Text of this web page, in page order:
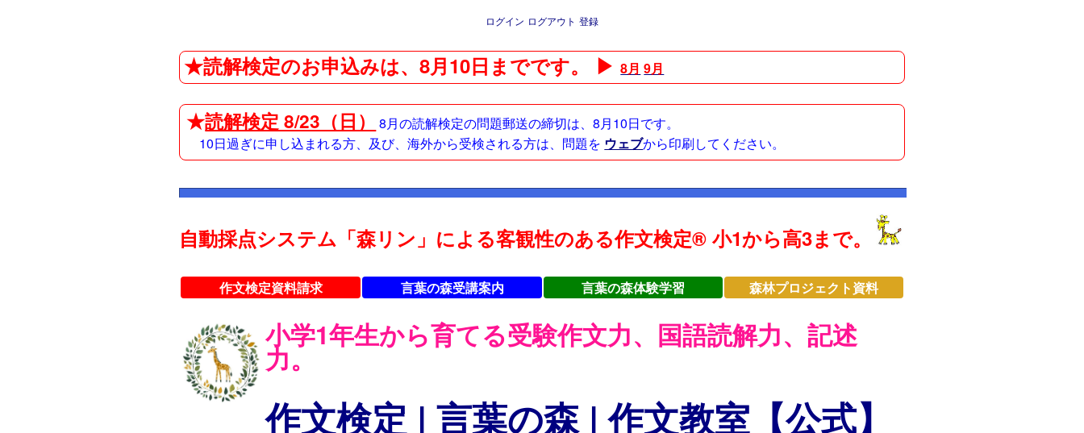
ログイン ログアウト 登録
★読解検定のお申込みは、8月10日までです。 ▶8月 9月
★読解検定 8/23（日）
8月の読解検定の問題郵送の締切は、8月10日です。
10日過ぎに申し込まれる方、及び、海外から受検される方は、問題を ウェブから印刷してください。
自動採点システム「森リン」による客観性のある作文検定® 小1から高3まで。
作文検定資料請求 言葉の森受講案内 言葉の森体験学習 森林プロジェクト資料
小学1年生から育てる受験作文力、国語読解力、記述
力。
作文検定 | 言葉の森 | 作文教室【公式】